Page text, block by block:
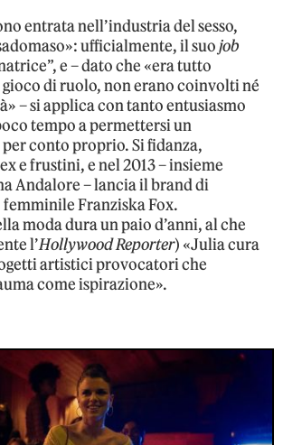
entrata nell’industria del sesso,
ufficialmente, il suojob
e – dato che «era tutto
di ruolo, non erano coinvolti né
– si applica con tanto entusiasmo
tempo a permettersi un
conto proprio. Si fidanza,
e frustini, e nel 2013 – insieme
Andalore – lancia il brand di
Franziska Fox.
moda dura un paio d’anni, al che
l’Hollywood Reporter) «Julia cura
artistici provocatori che
come ispirazione».